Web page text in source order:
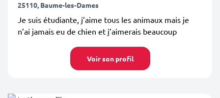
25110, Baume-les-Dames
Je suis étudiante, j’aime tous les animaux mais je
n’ai jamais eu de chien et j’aimerais beaucoup
Voir son profil